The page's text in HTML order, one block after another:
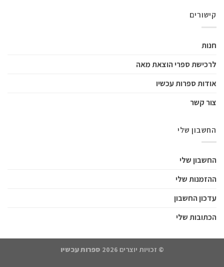
ספרי הוצאת מאה
ספרות עכשיו
קשר
שלי
שלי
שלי
החשבון
שלי
© זכויות יוצרים 2026 ספרות עכשיו